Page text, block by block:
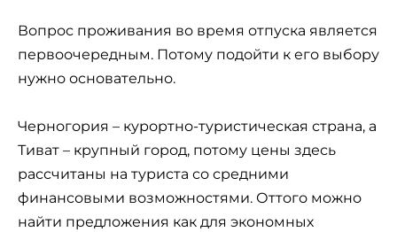
Вопрос проживания во время отпуска является
первоочередным. Потому подойти к его выбору
нужно основательно.
Черногория – курортно-туристическая страна, а
Тиват – крупный город, потому цены здесь
рассчитаны на туриста со средними
финансовыми возможностями. Оттого можно
найти предложения как для экономных